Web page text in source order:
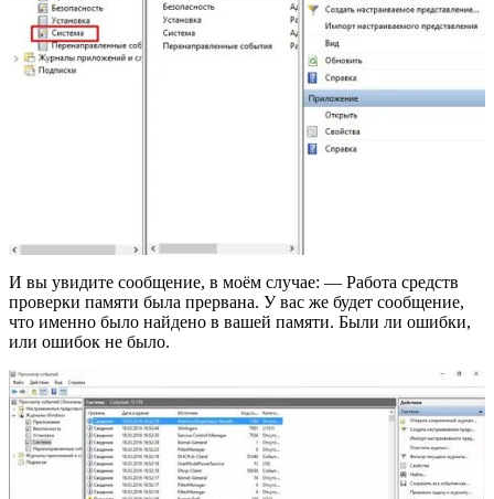
И вы увидите сообщение, в моём случае: — Работа средств
проверки памяти была прервана. У вас же будет сообщение,
что именно было найдено в вашей памяти. Были ли ошибки,
или ошибок не было.